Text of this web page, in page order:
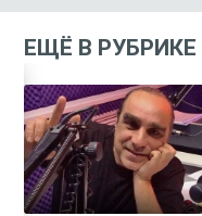
ЕЩЁ В РУБРИКЕ